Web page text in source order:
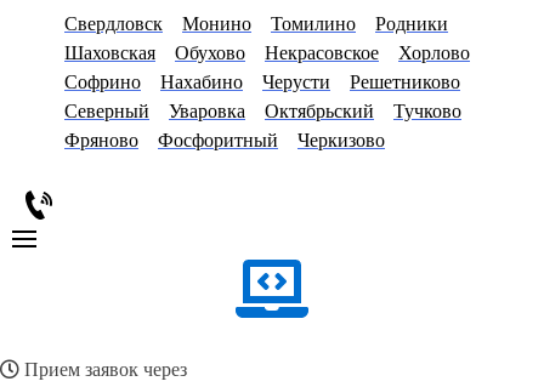
Свердловск Монино Томилино
Родники
Шаховская
Обухово Некрасовское
Хорлово
Софрино
Нахабино Черусти
Решетниково
Северный
Уваровка Октябрьский
Тучково
Фряново
Фосфоритный Черкизово
Прием заявок через